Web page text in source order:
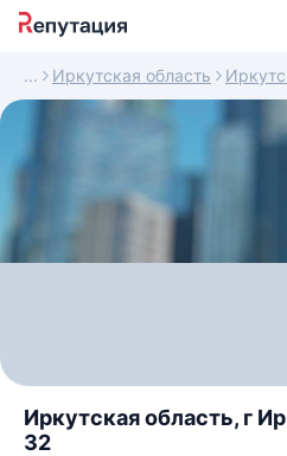
Иркутская область
Иркутская область, г
32